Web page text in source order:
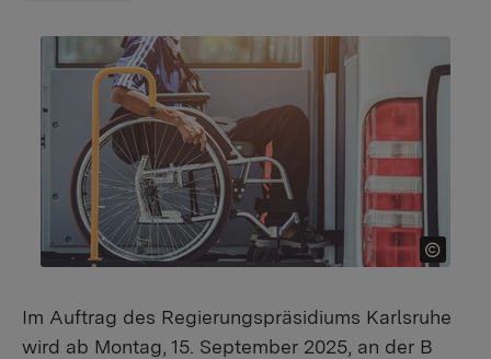
Im Auftrag des Regierungspräsidiums Karlsruhe
wird ab Montag, 15. September 2025, an der B